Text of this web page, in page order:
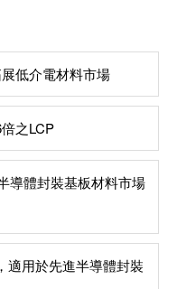
低介電材料市場
之LCP
導體封裝基板材料市場
適用於先進半導體封裝